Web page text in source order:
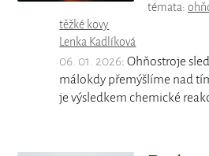
témata:
těžké kovy
Lenka Kadlíková
06. 01. 2026: Ohňostroje
málokdy přemýšlíme nad
je výsledkem chemické